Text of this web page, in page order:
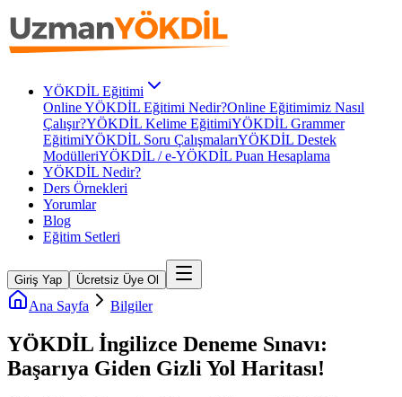
YÖKDİL Eğitimi
Online YÖKDİL Eğitimi Nedir?Online Eğitimimiz Nasıl
Çalışır?YÖKDİL Kelime EğitimiYÖKDİL Grammer
EğitimiYÖKDİL Soru ÇalışmalarıYÖKDİL Destek
ModülleriYÖKDİL / e-YÖKDİL Puan Hesaplama
YÖKDİL Nedir?
Ders Örnekleri
Yorumlar
Blog
Eğitim Setleri
Giriş Yap Ücretsiz Üye Ol
Ana Sayfa Bilgiler
YÖKDİL İngilizce Deneme Sınavı:
Başarıya Giden Gizli Yol Haritası!